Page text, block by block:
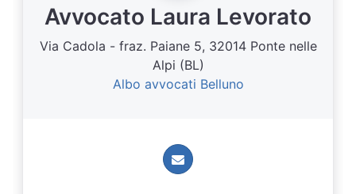
Avvocato Laura Levorato
Via Cadola - fraz. Paiane 5, 32014 Ponte nelle
Alpi (BL)
Albo avvocati Belluno